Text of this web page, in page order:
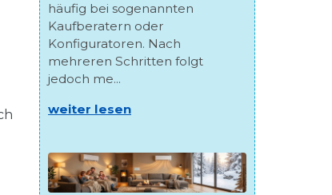
häufig bei sogenannten
Kaufberatern oder
Konfiguratoren. Nach
mehreren Schritten folgt
jedoch me...
weiter lesen